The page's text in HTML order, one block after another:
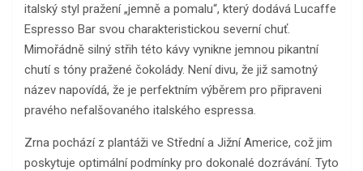
italský styl pražení „jemně a pomalu“, který dodává Lucaffe
Espresso Bar svou charakteristickou severní chuť.
Mimořádně silný střih této kávy vynikne jemnou pikantní
chutí s tóny pražené čokolády. Není divu, že již samotný
název napovídá, že je perfektním výběrem pro připraveni
pravého nefalšovaného italského espressa.
Zrna pochází z plantáži ve Střední a Jižní Americe, což jim
poskytuje optimální podmínky pro dokonalé dozrávání. Tyto